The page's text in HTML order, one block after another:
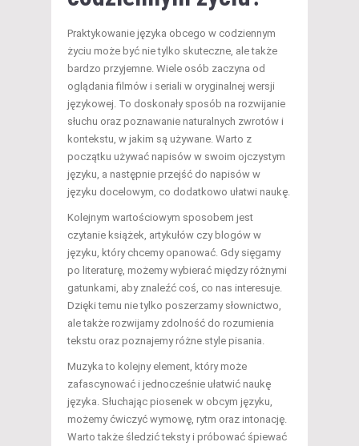
Praktykowanie języka obcego w codziennym
życiu może być nie tylko skuteczne, ale także
bardzo przyjemne. Wiele osób zaczyna od
oglądania filmów i seriali w oryginalnej wersji
językowej. To doskonały sposób na rozwijanie
słuchu oraz poznawanie naturalnych zwrotów i
kontekstu, w jakim są używane. Warto z
początku używać napisów w swoim ojczystym
języku, a następnie przejść do napisów w
języku docelowym, co dodatkowo ułatwi naukę.
Kolejnym wartościowym sposobem jest
czytanie książek, artykułów czy blogów w
języku, który chcemy opanować. Gdy sięgamy
po literaturę, możemy wybierać między różnymi
gatunkami, aby znaleźć coś, co nas interesuje.
Dzięki temu nie tylko poszerzamy słownictwo,
ale także rozwijamy zdolność do rozumienia
tekstu oraz poznajemy różne style pisania.
Muzyka to kolejny element, który może
zafascynować i jednocześnie ułatwić naukę
języka. Słuchając piosenek w obcym języku,
możemy ćwiczyć wymowę, rytm oraz intonację.
Warto także śledzić teksty i próbować śpiewać